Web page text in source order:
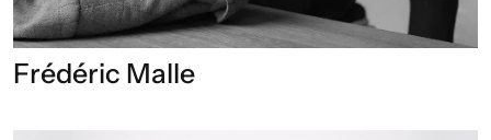
Frédéric Malle